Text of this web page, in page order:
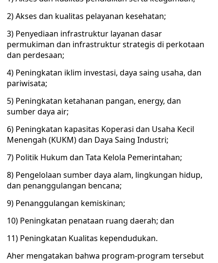
2) Akses dan kualitas pelayanan kesehatan;
3) Penyediaan infrastruktur layanan dasar
permukiman dan infrastruktur strategis di perkotaan
dan perdesaan;
4) Peningkatan iklim investasi, daya saing usaha, dan
pariwisata;
5) Peningkatan ketahanan pangan, energy, dan
sumber daya air;
6) Peningkatan kapasitas Koperasi dan Usaha Kecil
Menengah (KUKM) dan Daya Saing Industri;
7) Politik Hukum dan Tata Kelola Pemerintahan;
8) Pengelolaan sumber daya alam, lingkungan hidup,
dan penanggulangan bencana;
9) Penanggulangan kemiskinan;
10) Peningkatan penataan ruang daerah; dan
11) Peningkatan Kualitas kependudukan.
Aher mengatakan bahwa program-program tersebut